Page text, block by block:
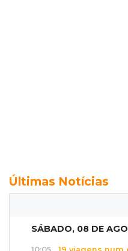
Últimas Notícias
SÁBADO, 08 DE